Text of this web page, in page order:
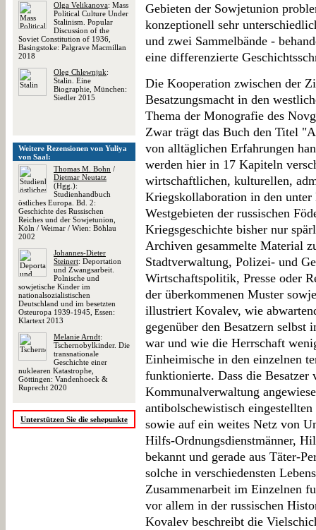
Olga Velikanova: Mass
Political Culture Under
Stalinism. Popular
Discussion of the
Soviet Constitution of 1936,
Basingstoke: Palgrave Macmillan
2018
Oleg Chlewnjuk:
Stalin. Eine
Biographie, München:
Siedler 2015
Weitere Rezensionen von Yuliya
von Saal:
Thomas M. Bohn /
Dietmar Neutatz
(Hgg.):
Studienhandbuch
östliches Europa. Bd. 2:
Geschichte des Russischen
Reiches und der Sowjetunion,
Köln / Weimar / Wien: Böhlau
2002
Johannes-Dieter
Steinert: Deportation
und Zwangsarbeit.
Polnische und
sowjetische Kinder im
nationalsozialistischen
Deutschland und im besetzten
Osteuropa 1939-1945, Essen:
Klartext 2013
Melanie Arndt:
Tschernobylkinder. Die
transnationale
Geschichte einer
nuklearen Katastrophe,
Göttingen: Vandenhoeck &
Ruprecht 2020
Unterstützen Sie die sehepunkte
Gebieten der Sowjetunion
konzeptionell sehr
und zwei Sammelbände -
eine differenzierte
Die Kooperation zwischen der
Besatzungsmacht in den
Thema der Monografie des
Zwar trägt das Buch den Titel
von alltäglichen Erfahrungen
werden hier in 17 Kapiteln
wirtschaftlichen, kulturellen,
Kriegskollaboration in den
Westgebieten der russischen
Kriegsgeschichte bisher nur
Archiven gesammelte Material
Stadtverwaltung, Polizei- und
Wirtschaftspolitik, Presse oder
der überkommenen Muster
illustriert Kovalev, wie
gegenüber den Besatzern selbst
war und wie die Herrschaft
Einheimische in den einzelnen
funktionierte. Dass die Besatzer
Kommunalverwaltung
antibolschewistisch
sowie auf ein weites Netz von
Hilfs-Ordnungsdienstmänner,
bekannt und gerade aus Täter-
solche in verschiedensten
Zusammenarbeit im Einzelnen
vor allem in der russischen
Kovalev beschreibt die